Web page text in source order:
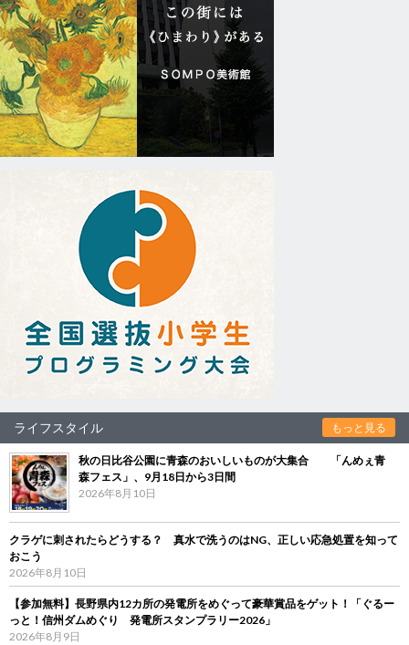
ライフスタイル もっと見る
秋の日比谷公園に青森のおいしいものが大集合 「んめぇ青
森フェス」、9月18日から3日間
2026年8月10日
クラゲに刺されたらどうする？ 真水で洗うのはNG、正しい応急処置を知って
おこう
2026年8月10日
【参加無料】長野県内12カ所の発電所をめぐって豪華賞品をゲット！「ぐるー
っと！信州ダムめぐり 発電所スタンプラリー2026」
2026年8月9日